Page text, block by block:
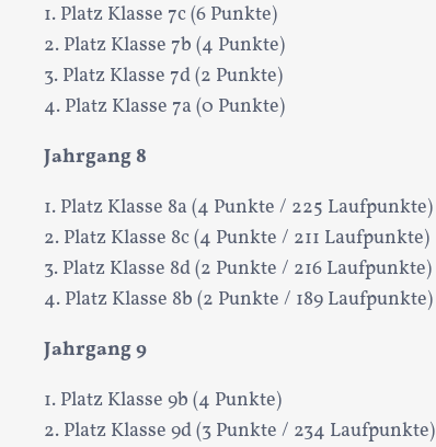
1. Platz Klasse 7c (6 Punkte)
2. Platz Klasse 7b (4 Punkte)
3. Platz Klasse 7d (2 Punkte)
4. Platz Klasse 7a (0 Punkte)
Jahrgang 8
1. Platz Klasse 8a (4 Punkte / 225 Laufpunkte)
2. Platz Klasse 8c (4 Punkte / 211 Laufpunkte)
3. Platz Klasse 8d (2 Punkte / 216 Laufpunkte)
4. Platz Klasse 8b (2 Punkte / 189 Laufpunkte)
Jahrgang 9
1. Platz Klasse 9b (4 Punkte)
2. Platz Klasse 9d (3 Punkte / 234 Laufpunkte)